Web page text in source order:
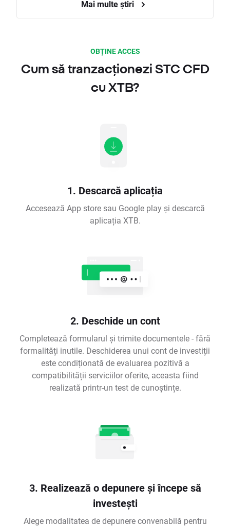
Mai multe știri
OBȚINE ACCES
Cum să tranzacționezi STC CFD
cu XTB?
1. Descarcă aplicația
Accesează App store sau Google play și descarcă
aplicația XTB.
2. Deschide un cont
Completează formularul și trimite documentele - fără
formalități inutile. Deschiderea unui cont de investiții
este condiționată de evaluarea pozitivă a
compatibilității serviciilor oferite, aceasta fiind
realizată printr-un test de cunoștințe.
3. Realizează o depunere și începe să
investești
Alege modalitatea de depunere convenabilă pentru